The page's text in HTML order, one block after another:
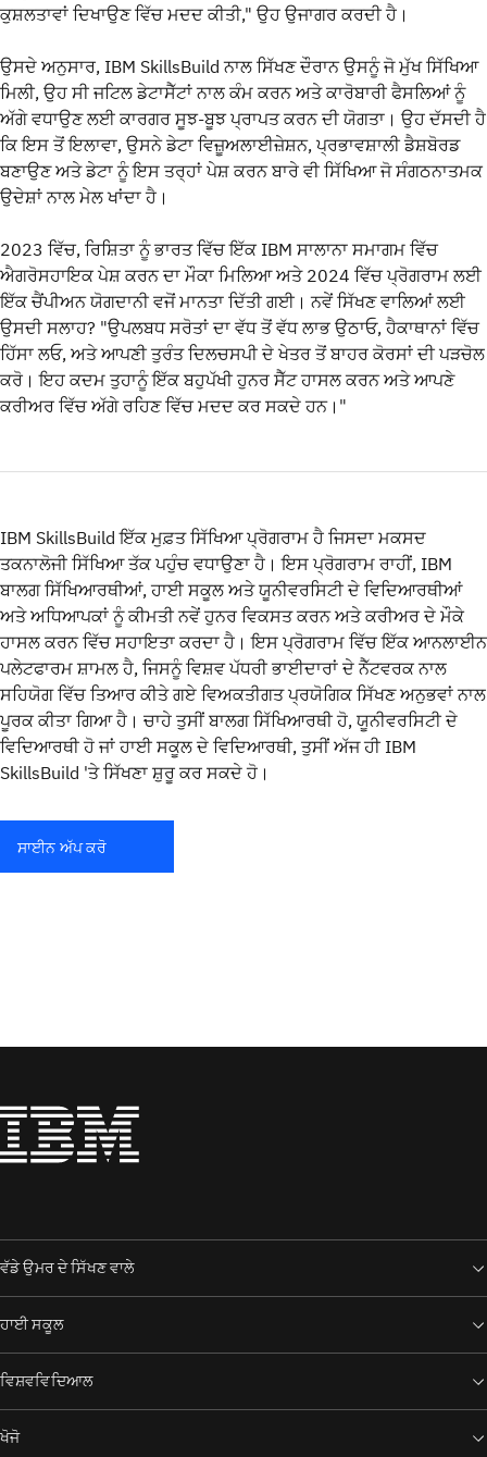
ਕੁਸ਼ਲਤਾਵਾਂ ਦਿਖਾਉਣ ਵਿੱਚ ਮਦਦ ਕੀਤੀ," ਉਹ ਉਜਾਗਰ ਕਰਦੀ ਹੈ।
ਉਸਦੇ ਅਨੁਸਾਰ, IBM SkillsBuild ਨਾਲ ਸਿੱਖਣ ਦੌਰਾਨ ਉਸਨੂੰ ਜੋ ਮੁੱਖ ਸਿੱਖਿਆ
ਮਿਲੀ, ਉਹ ਸੀ ਜਟਿਲ ਡੇਟਾਸੈੱਟਾਂ ਨਾਲ ਕੰਮ ਕਰਨ ਅਤੇ ਕਾਰੋਬਾਰੀ ਫੈਸਲਿਆਂ ਨੂੰ
ਅੱਗੇ ਵਧਾਉਣ ਲਈ ਕਾਰਗਰ ਸੂਝ-ਬੂਝ ਪ੍ਰਾਪਤ ਕਰਨ ਦੀ ਯੋਗਤਾ। ਉਹ ਦੱਸਦੀ ਹੈ
ਕਿ ਇਸ ਤੋਂ ਇਲਾਵਾ, ਉਸਨੇ ਡੇਟਾ ਵਿਜ਼ੂਅਲਾਈਜ਼ੇਸ਼ਨ, ਪ੍ਰਭਾਵਸ਼ਾਲੀ ਡੈਸ਼ਬੋਰਡ
ਬਣਾਉਣ ਅਤੇ ਡੇਟਾ ਨੂੰ ਇਸ ਤਰ੍ਹਾਂ ਪੇਸ਼ ਕਰਨ ਬਾਰੇ ਵੀ ਸਿੱਖਿਆ ਜੋ ਸੰਗਠਨਾਤਮਕ
ਉਦੇਸ਼ਾਂ ਨਾਲ ਮੇਲ ਖਾਂਦਾ ਹੈ।
2023 ਵਿੱਚ, ਰਿਸ਼ਿਤਾ ਨੂੰ ਭਾਰਤ ਵਿੱਚ ਇੱਕ IBM ਸਾਲਾਨਾ ਸਮਾਗਮ ਵਿੱਚ
ਐਗਰੋਸਹਾਇਕ ਪੇਸ਼ ਕਰਨ ਦਾ ਮੌਕਾ ਮਿਲਿਆ ਅਤੇ 2024 ਵਿੱਚ ਪ੍ਰੋਗਰਾਮ ਲਈ
ਇੱਕ ਚੈਂਪੀਅਨ ਯੋਗਦਾਨੀ ਵਜੋਂ ਮਾਨਤਾ ਦਿੱਤੀ ਗਈ। ਨਵੇਂ ਸਿੱਖਣ ਵਾਲਿਆਂ ਲਈ
ਉਸਦੀ ਸਲਾਹ? "ਉਪਲਬਧ ਸਰੋਤਾਂ ਦਾ ਵੱਧ ਤੋਂ ਵੱਧ ਲਾਭ ਉਠਾਓ, ਹੈਕਾਥਾਨਾਂ ਵਿੱਚ
ਹਿੱਸਾ ਲਓ, ਅਤੇ ਆਪਣੀ ਤੁਰੰਤ ਦਿਲਚਸਪੀ ਦੇ ਖੇਤਰ ਤੋਂ ਬਾਹਰ ਕੋਰਸਾਂ ਦੀ ਪੜਚੋਲ
ਕਰੋ। ਇਹ ਕਦਮ ਤੁਹਾਨੂੰ ਇੱਕ ਬਹੁਪੱਖੀ ਹੁਨਰ ਸੈੱਟ ਹਾਸਲ ਕਰਨ ਅਤੇ ਆਪਣੇ
ਕਰੀਅਰ ਵਿੱਚ ਅੱਗੇ ਰਹਿਣ ਵਿੱਚ ਮਦਦ ਕਰ ਸਕਦੇ ਹਨ।"
IBM SkillsBuild ਇੱਕ ਮੁਫ਼ਤ ਸਿੱਖਿਆ ਪ੍ਰੋਗਰਾਮ ਹੈ ਜਿਸਦਾ ਮਕਸਦ
ਤਕਨਾਲੋਜੀ ਸਿੱਖਿਆ ਤੱਕ ਪਹੁੰਚ ਵਧਾਉਣਾ ਹੈ। ਇਸ ਪ੍ਰੋਗਰਾਮ ਰਾਹੀਂ, IBM
ਬਾਲਗ ਸਿੱਖਿਆਰਥੀਆਂ, ਹਾਈ ਸਕੂਲ ਅਤੇ ਯੂਨੀਵਰਸਿਟੀ ਦੇ ਵਿਦਿਆਰਥੀਆਂ
ਅਤੇ ਅਧਿਆਪਕਾਂ ਨੂੰ ਕੀਮਤੀ ਨਵੇਂ ਹੁਨਰ ਵਿਕਸਤ ਕਰਨ ਅਤੇ ਕਰੀਅਰ ਦੇ ਮੌਕੇ
ਹਾਸਲ ਕਰਨ ਵਿੱਚ ਸਹਾਇਤਾ ਕਰਦਾ ਹੈ। ਇਸ ਪ੍ਰੋਗਰਾਮ ਵਿੱਚ ਇੱਕ ਆਨਲਾਈਨ
ਪਲੇਟਫਾਰਮ ਸ਼ਾਮਲ ਹੈ, ਜਿਸਨੂੰ ਵਿਸ਼ਵ ਪੱਧਰੀ ਭਾਈਦਾਰਾਂ ਦੇ ਨੈੱਟਵਰਕ ਨਾਲ
ਸਹਿਯੋਗ ਵਿੱਚ ਤਿਆਰ ਕੀਤੇ ਗਏ ਵਿਅਕਤੀਗਤ ਪ੍ਰਯੋਗਿਕ ਸਿੱਖਣ ਅਨੁਭਵਾਂ ਨਾਲ
ਪੂਰਕ ਕੀਤਾ ਗਿਆ ਹੈ। ਚਾਹੇ ਤੁਸੀਂ ਬਾਲਗ ਸਿੱਖਿਆਰਥੀ ਹੋ, ਯੂਨੀਵਰਸਿਟੀ ਦੇ
ਵਿਦਿਆਰਥੀ ਹੋ ਜਾਂ ਹਾਈ ਸਕੂਲ ਦੇ ਵਿਦਿਆਰਥੀ, ਤੁਸੀਂ ਅੱਜ ਹੀ IBM
SkillsBuild 'ਤੇ ਸਿੱਖਣਾ ਸ਼ੁਰੂ ਕਰ ਸਕਦੇ ਹੋ।
ਸਾਈਨ ਅੱਪ ਕਰੋ
ਵੱਡੇ ਉਮਰ ਦੇ ਸਿੱਖਣ ਵਾਲੇ
ਹਾਈ ਸਕੂਲ
ਵਿਸ਼ਵਵਿਦਿਆਲ
ਖੋਜੋ